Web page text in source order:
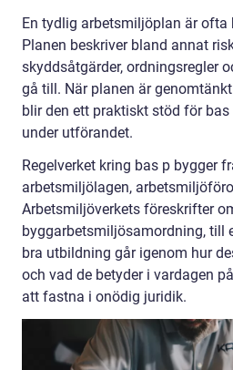
En tydlig arbetsmiljöplan är ofta
Planen beskriver bland annat
skyddsåtgärder, ordningsregler
gå till. När planen är
blir den ett praktiskt stöd för
under utförandet.
Regelverket kring bas p bygger
arbetsmiljölagen,
Arbetsmiljöverkets föreskrifter
byggarbetsmiljösamordning, till
bra utbildning går igenom hur
och vad de betyder i vardagen
att fastna i onödig juridik.